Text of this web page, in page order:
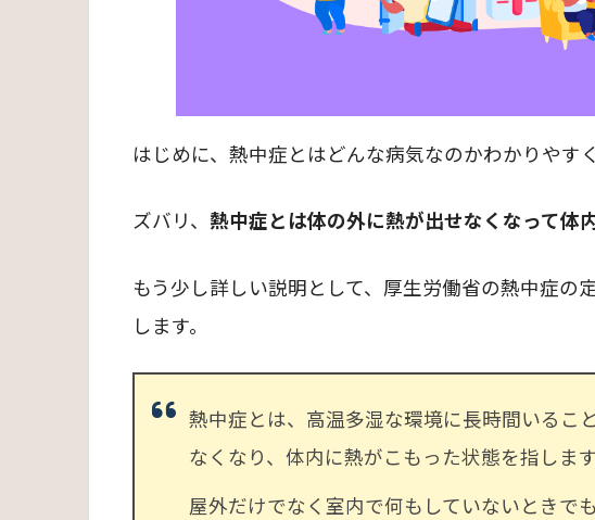
はじめに、熱中症とはどんな病気なのかわかりやす
ズバリ、 熱中症とは体の外に熱が出せなくなって体
もう少し詳しい説明として、厚生労働省の熱中症の
します。
熱中症とは、高温多湿な環境に長時間いるこ
なくなり、体内に熱がこもった状態を指します
屋外だけでなく室内で何もしていないときで